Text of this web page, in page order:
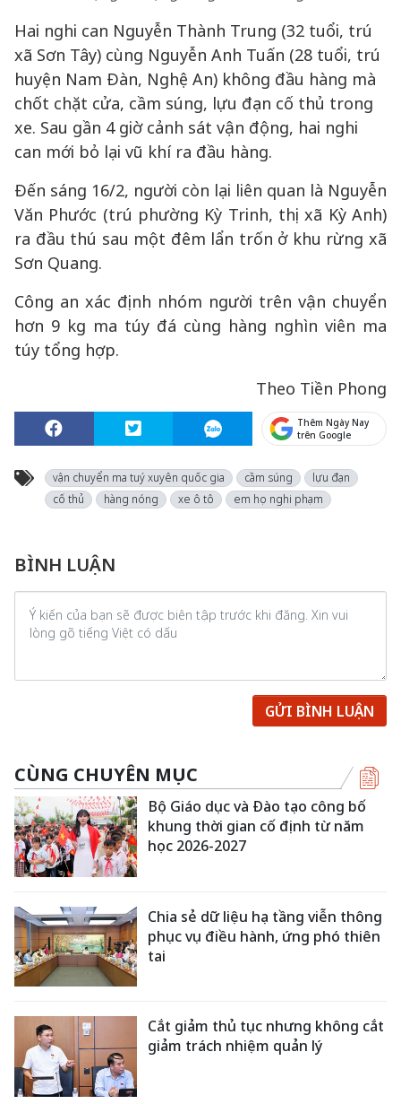
Hai nghi can Nguyễn Thành Trung (32 tuổi, trú
xã Sơn Tây) cùng Nguyễn Anh Tuấn (28 tuổi, trú
huyện Nam Đàn, Nghệ An) không đầu hàng mà
chốt chặt cửa, cầm súng, lựu đạn cố thủ trong
xe. Sau gần 4 giờ cảnh sát vận động, hai nghi
can mới bỏ lại vũ khí ra đầu hàng.
Đến sáng 16/2, người còn lại liên quan là Nguyễn
Văn Phước (trú phường Kỳ Trinh, thị xã Kỳ Anh)
ra đầu thú sau một đêm lẩn trốn ở khu rừng xã
Sơn Quang.
Công an xác định nhóm người trên vận chuyển
hơn 9 kg ma túy đá cùng hàng nghìn viên ma
túy tổng hợp.
Theo Tiền Phong
Thêm Ngày Nay
trên Google
vận chuyển ma tuý xuyên quốc gia cầm súng
lựu đạn
cố thủ
hàng nóng xe ô tô em họ nghi phạm
BÌNH LUẬN
GỬI BÌNH LUẬN
CÙNG CHUYÊN MỤC
Bộ Giáo dục và Đào tạo công bố
khung thời gian cố định từ năm
học 2026-2027
Chia sẻ dữ liệu hạ tầng viễn thông
phục vụ điều hành, ứng phó thiên
tai
Cắt giảm thủ tục nhưng không cắt
giảm trách nhiệm quản lý